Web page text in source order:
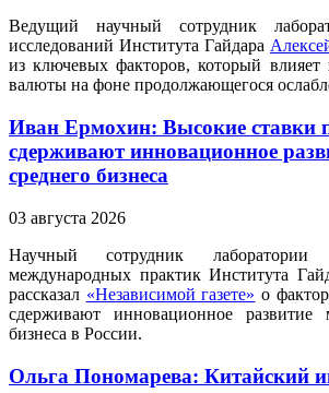
Ведущий научный сотрудник
исследований Института Гайдара
из ключевых факторов, который влияет
валюты на фоне продолжающегося
Иван Ермохин: Высокие ставки
сдерживают инновационное
среднего бизнеса
03 августа 2026
Научный сотрудник
международных практик Института
рассказал «Независимой газете» о
сдерживают инновационное развитие
бизнеса в России.
Ольга Пономарева: Китайский